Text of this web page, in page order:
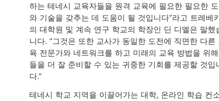
하는 테네시 교육자들을 원격 교육에 필요한 필요한
와 기술을 갖추는 데 도움이 될 것입니다”라고 트레베
의 대학원 및 계속 연구 학교의 학장인 딘 디엘은 말했
니다. “그것은 또한 교사가 동일한 도전에 직면한 다른
육 전문가와 네트워크를 하고 미래의 교육 방법을 위
들을 더 잘 준비할 수 있는 귀중한 기회를 제공할 것입
다.”
테네시 학교 지역을 이끌어가는 대학, 온라인 학습 컨